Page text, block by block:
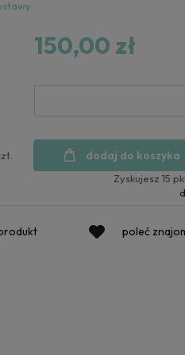
150,00 zł
dodaj do koszyka
Zyskujesz 15
poleć